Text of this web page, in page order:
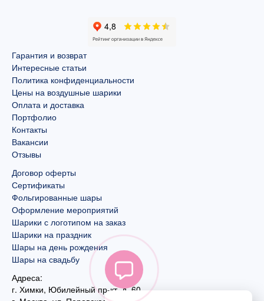
Гарантия и возврат
Интересные статьи
Политика конфиденциальности
Цены на воздушные шарики
Оплата и доставка
Портфолио
Контакты
Вакансии
Отзывы
Договор оферты
Сертификаты
Фольгированные шары
Оформление мероприятий
Шарики с логотипом на заказ
Шарики на праздник
Шары на день рождения
Шары на свадьбу
Адреса:
г. Химки, Юбилейный пр-кт, д. 60